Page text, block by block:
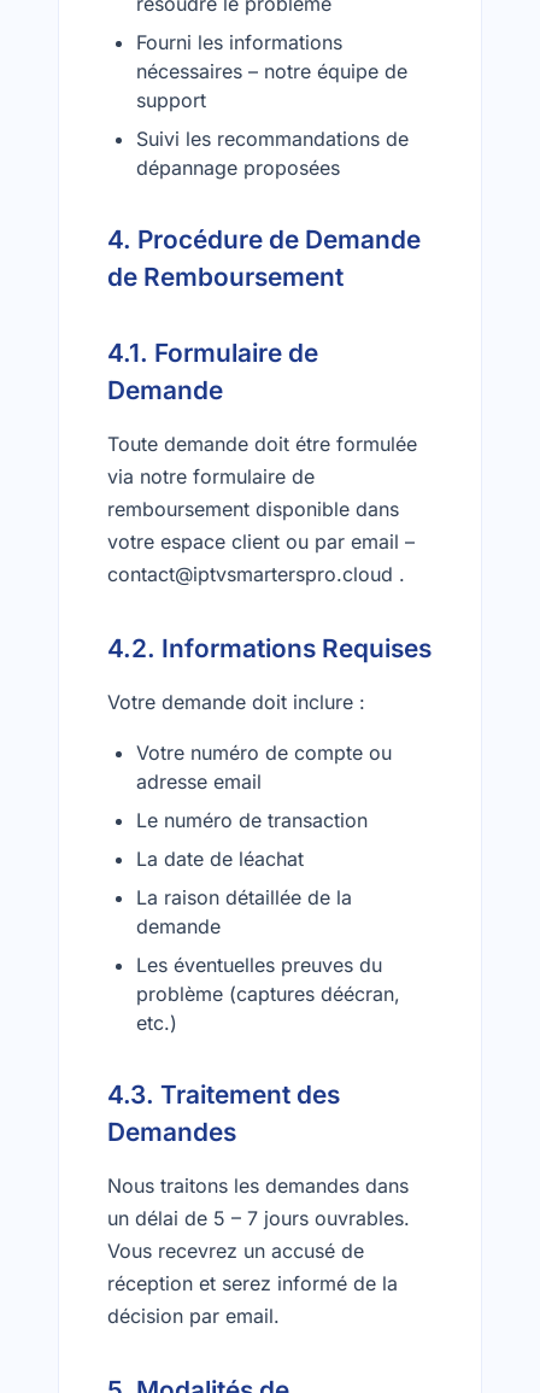
Fourni les informations
nécessaires – notre équipe de
support
Suivi les recommandations de
dépannage proposées
4. Procédure de Demande
de Remboursement
4.1. Formulaire de
Demande
Toute demande doit étre formulée
via notre formulaire de
remboursement disponible dans
votre espace client ou par email –
contact@iptvsmarterspro.cloud .
4.2. Informations Requises
Votre demande doit inclure :
Votre numéro de compte ou
adresse email
Le numéro de transaction
La date de léachat
La raison détaillée de la
demande
Les éventuelles preuves du
problème (captures déécran,
etc.)
4.3. Traitement des
Demandes
Nous traitons les demandes dans
un délai de 5 – 7 jours ouvrables.
Vous recevrez un accusé de
réception et serez informé de la
décision par email.